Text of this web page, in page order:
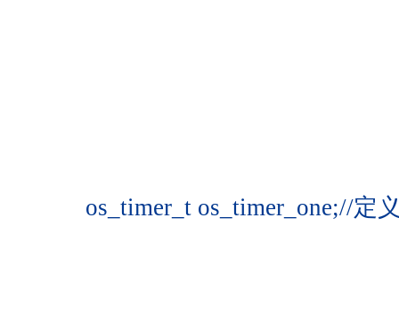
os_timer_t os_timer_one;//定